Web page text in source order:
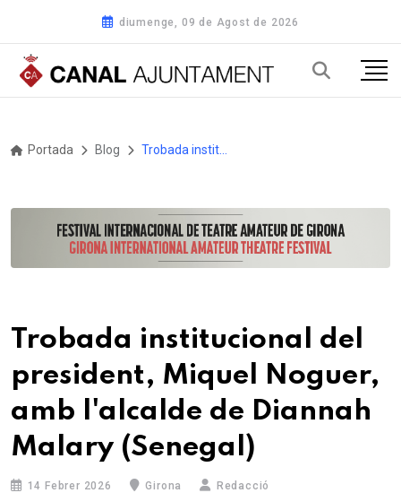
diumenge, 09 de Agost de 2026
Portada Blog
Trobada institucional del
president, Miquel Noguer,
amb l'alcalde de Diannah
Malary (Senegal)
14 Febrer 2026 Girona Redacció